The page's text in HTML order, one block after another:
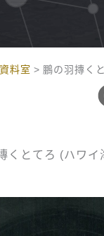
料室 鵬の羽摶く
くとてろ (ハワイ